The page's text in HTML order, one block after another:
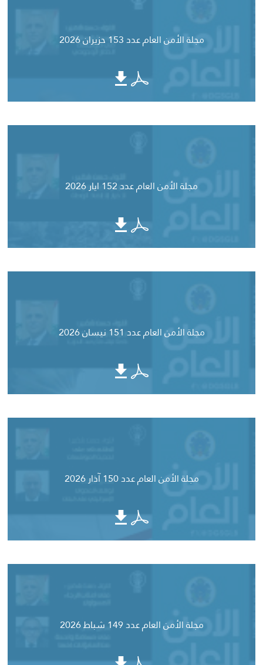
مجلة الأمن العام عدد 153 حزيران 2026
مجلة الأمن العام عدد 152 ايار 2026
مجلة الأمن العام عدد 151 نيسان 2026
مجلة الأمن العام عدد 150 آذار 2026
مجلة الأمن العام عدد 149 شباط 2026